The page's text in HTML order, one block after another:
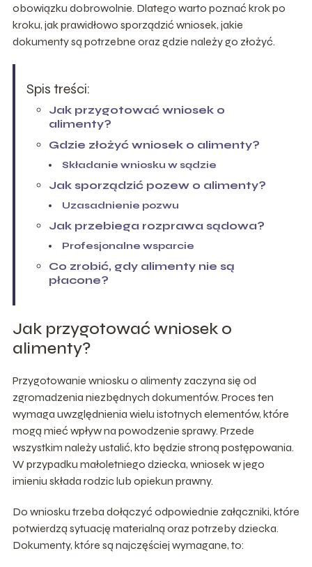
obowiązku dobrowolnie. Dlatego warto poznać krok po
kroku, jak prawidłowo sporządzić wniosek, jakie
dokumenty są potrzebne oraz gdzie należy go złożyć.
Spis treści:
Jak przygotować wniosek o
alimenty?
Gdzie złożyć wniosek o alimenty?
Składanie wniosku w sądzie
Jak sporządzić pozew o alimenty?
Uzasadnienie pozwu
Jak przebiega rozprawa sądowa?
Profesjonalne wsparcie
Co zrobić, gdy alimenty nie są
płacone?
Jak przygotować wniosek o
alimenty?
Przygotowanie wniosku o alimenty zaczyna się od
zgromadzenia niezbędnych dokumentów. Proces ten
wymaga uwzględnienia wielu istotnych elementów, które
mogą mieć wpływ na powodzenie sprawy. Przede
wszystkim należy ustalić, kto będzie stroną postępowania.
W przypadku małoletniego dziecka, wniosek w jego
imieniu składa rodzic lub opiekun prawny.
Do wniosku trzeba dołączyć odpowiednie załączniki, które
potwierdzą sytuację materialną oraz potrzeby dziecka.
Dokumenty, które są najczęściej wymagane, to: